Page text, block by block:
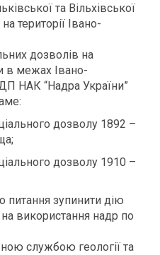
та Вільхівської
території Івано-
дозволів на
в межах Івано-
НАК “Надра України”
дозволу 1892 –
дозволу 1910 –
питання зупинити дію
використання надр по
службою геології та